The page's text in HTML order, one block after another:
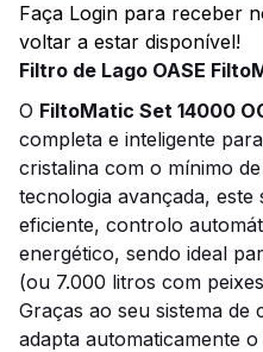
Faça Login para receber
voltar a estar disponível!
Filtro de Lago OASE
O FiltoMatic Set 14000
completa e inteligente
cristalina com o mínimo
tecnologia avançada,
eficiente, controlo
energético, sendo ideal
(ou 7.000 litros com
Graças ao seu sistema
adapta automaticamente